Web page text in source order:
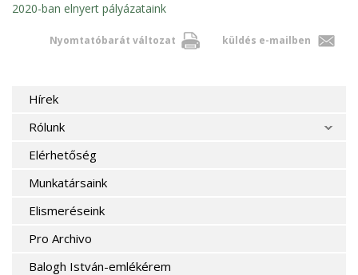
2020-ban elnyert pályázataink
Nyomtatóbarát változat küldés e-mailben
Hírek
Rólunk
Elérhetőség
Munkatársaink
Elismeréseink
Pro Archivo
Balogh István-emlékérem